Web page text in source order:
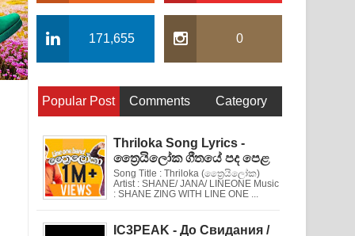
171,655 0
Popular Post Comments Category
Thriloka Song Lyrics -
ත්‍රෛයිලෝක ගීතයේ පද පෙළ
Song Title : Thriloka (ත්‍රෛයිලෝක)
Artist : SHANE/ JANA/ LINEONE Music
: SHANE ZING WITH LINE ONE ...
IC3PEAK - До Свидания /